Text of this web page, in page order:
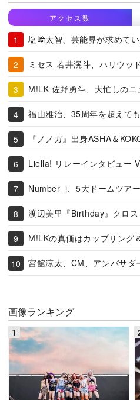
アクセス数
塩﨑太智、芸能界が求めて
ミセス 若井滉斗、ハリウッ
M!LK 佐野勇斗、大忙しの
福山雅治、35周年を超えて
『ノノガ』出身ASHA＆
Liella! リレーインタビュー
Number_i、5大ドームツア
渡辺美里『Birthday』クロス
M!LKの真価はカップリング
宮舘涼太、CM、アンバサダ
画像ランキング